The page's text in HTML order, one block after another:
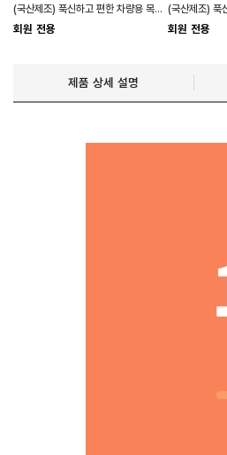
(국산제조) 푹신하고 편한 차량용 목쿠션 목베게 2종
회원 전용 회원 전용
제품 상세 설명